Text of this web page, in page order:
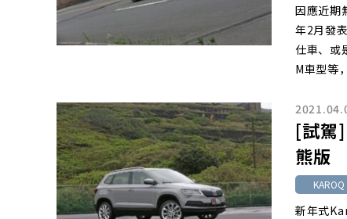
因應近期
年2月發
仕車、
M車型等
[試駕
熊版
KAROQ
新年式